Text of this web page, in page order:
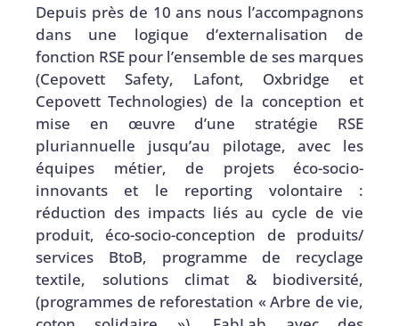
Depuis près de 10 ans nous l’accompagnons
dans une logique d’externalisation de
fonction RSE pour l’ensemble de ses marques
(Cepovett Safety, Lafont, Oxbridge et
Cepovett Technologies) de la conception et
mise en œuvre d’une stratégie RSE
pluriannuelle jusqu’au pilotage, avec les
équipes métier, de projets éco-socio-
innovants et le reporting volontaire :
réduction des impacts liés au cycle de vie
produit, éco-socio-conception de produits/
services BtoB, programme de recyclage
textile, solutions climat & biodiversité,
(programmes de reforestation « Arbre de vie,